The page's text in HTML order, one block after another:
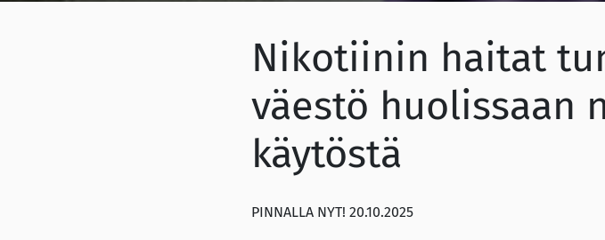
Nikotiinin haitat
väestö huolissaan
käytöstä
PINNALLA NYT! 20.10.2025